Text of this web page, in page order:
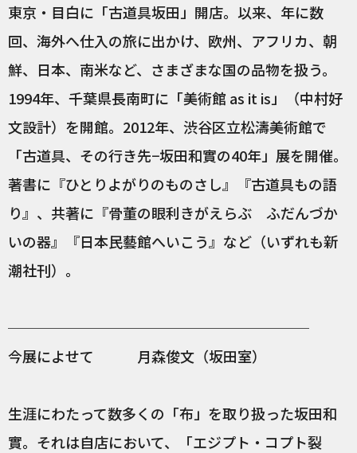
東京・目白に「古道具坂田」開店。以来、年に数
回、海外へ仕入の旅に出かけ、欧州、アフリカ、朝
鮮、日本、南米など、さまざまな国の品物を扱う。
1994年、千葉県長南町に「美術館 as it is」（中村好
文設計）を開館。2012年、渋谷区立松濤美術館で
「古道具、その行き先−坂田和實の40年」展を開催。
著書に『ひとりよがりのものさし』『古道具もの語
り』、共著に『骨董の眼利きがえらぶ ふだんづか
いの器』『日本民藝館へいこう』など（いずれも新
潮社刊）。
─────────────────────
今展によせて 月森俊文（坂田室）
生涯にわたって数多くの「布」を取り扱った坂田和
實。それは自店において、「エジプト・コプト裂